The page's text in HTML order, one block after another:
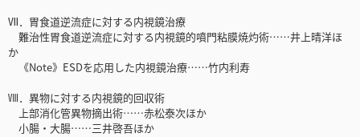
Ⅶ．胃食道逆流症に対する内視鏡治療
難治性胃食道逆流症に対する内視鏡的噴門粘膜焼灼術……井上晴洋ほ
か
《Note》ESDを応用した内視鏡治療……竹内利寿
Ⅷ．異物に対する内視鏡的回収術
上部消化管異物摘出術……赤松泰次ほか
小腸・大腸……三井啓吾ほか